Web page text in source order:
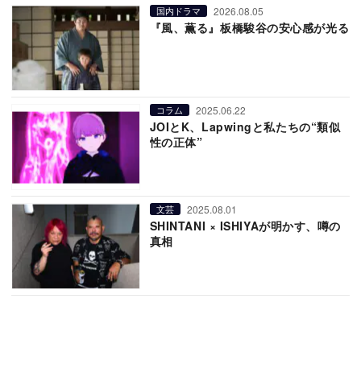
国内ドラマ 2026.08.05
『風、薫る』板橋駿谷の安心感が光る
コラム 2025.06.22
JOIとK、Lapwingと私たちの“類似
性の正体”
文芸 2025.08.01
SHINTANI × ISHIYAが明かす、噂の
真相